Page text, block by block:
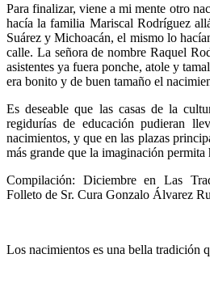
Para finalizar, viene a mi mente otro
hacía la familia Mariscal Rodríguez
Suárez y Michoacán, el mismo lo
calle. La señora de nombre Raquel
asistentes ya fuera ponche, atole y
era bonito y de buen tamaño el
Es deseable que las casas de la
regidurías de educación pudieran
nacimientos, y que en las plazas
más grande que la imaginación permita
Compilación: Diciembre en Las
Folleto de Sr. Cura Gonzalo Álvarez
Los nacimientos es una bella tradición